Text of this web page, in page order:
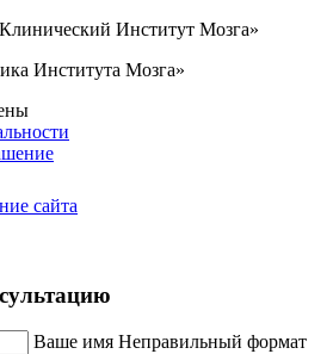
Институт Мозга»
Института Мозга»
сайта
Ваше имя Неправильный формат